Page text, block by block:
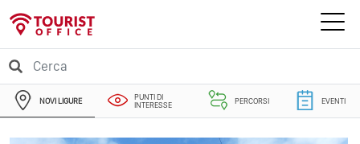
NOVI LIGURE
PUNTI DI
INTERESSE
PERCORSI EVENTI